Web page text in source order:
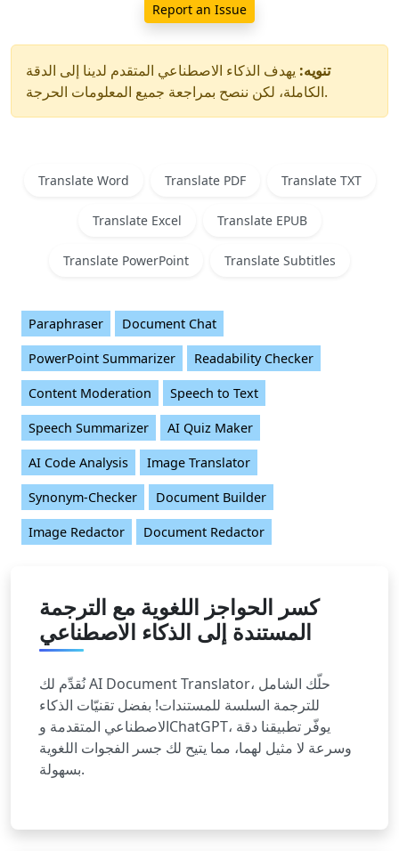
Report an Issue
تنويه: يهدف الذكاء الاصطناعي المتقدم لدينا إلى الدقة
الكاملة، لكن ننصح بمراجعة جميع المعلومات الحرجة.
Translate Word Translate PDF Translate TXT
Translate Excel Translate EPUB
Translate PowerPoint Translate Subtitles
Paraphraser Document Chat
PowerPoint Summarizer Readability Checker
Content Moderation Speech to Text
Speech Summarizer AI Quiz Maker
AI Code Analysis Image Translator
Synonym-Checker Document Builder
Image Redactor Document Redactor
كسر الحواجز اللغوية مع الترجمة
المستندة إلى الذكاء الاصطناعي
نُقدِّم لك AI Document Translator، حلّك الشامل
للترجمة السلسة للمستندات! بفضل تقنيّات الذكاء
الاصطناعي المتقدمة وChatGPT، يوفّر تطبيقنا دقة
وسرعة لا مثيل لهما، مما يتيح لك جسر الفجوات اللغوية
بسهولة.